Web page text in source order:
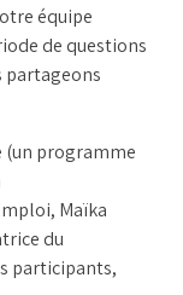
équipe
de questions
partageons
(un programme
Maïka
du
participants,